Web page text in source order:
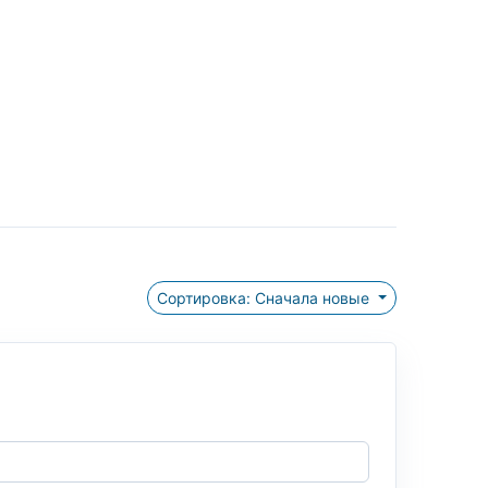
Сортировка: Сначала новые